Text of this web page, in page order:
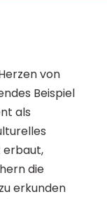
von
Beispiel
als
erbaut,
die
erkunden